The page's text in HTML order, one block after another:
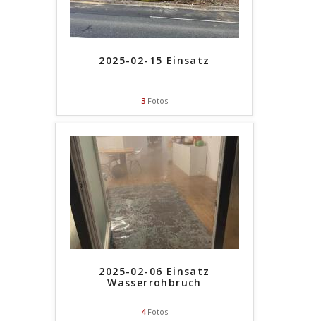
2025-02-15 Einsatz
3Fotos
2025-02-06 Einsatz
Wasserrohbruch
4Fotos